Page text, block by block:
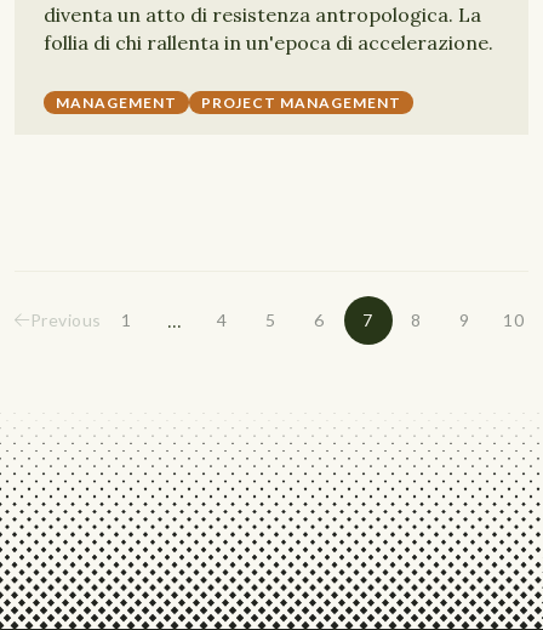
diventa un atto di resistenza antropologica. La
follia di chi rallenta in un'epoca di accelerazione.
MANAGEMENT PROJECT MANAGEMENT
Previous 1 ... 4 5 6 7 8 9 10